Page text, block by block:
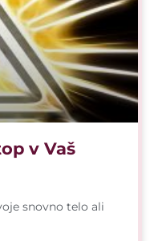
v Vaš
snovno telo ali